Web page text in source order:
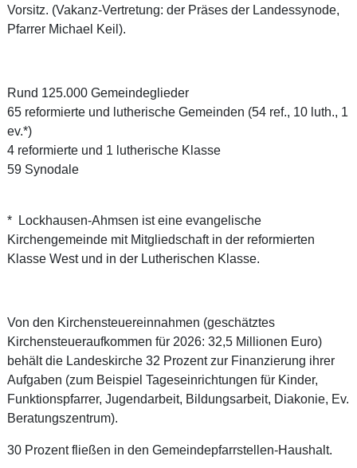
Vorsitz. (Vakanz-Vertretung: der Präses der Landessynode,
Pfarrer Michael Keil).
Rund 125.000 Gemeindeglieder
65 reformierte und lutherische Gemeinden (54 ref., 10 luth., 1
ev.*)
4 reformierte und 1 lutherische Klasse
59 Synodale
* Lockhausen-Ahmsen ist eine evangelische
Kirchengemeinde mit Mitgliedschaft in der reformierten
Klasse West und in der Lutherischen Klasse.
Von den Kirchensteuereinnahmen (geschätztes
Kirchensteueraufkommen für 2026: 32,5 Millionen Euro)
behält die Landeskirche 32 Prozent zur Finanzierung ihrer
Aufgaben (zum Beispiel Tageseinrichtungen für Kinder,
Funktionspfarrer, Jugendarbeit, Bildungsarbeit, Diakonie, Ev.
Beratungszentrum).
30 Prozent fließen in den Gemeindepfarrstellen-Haushalt.